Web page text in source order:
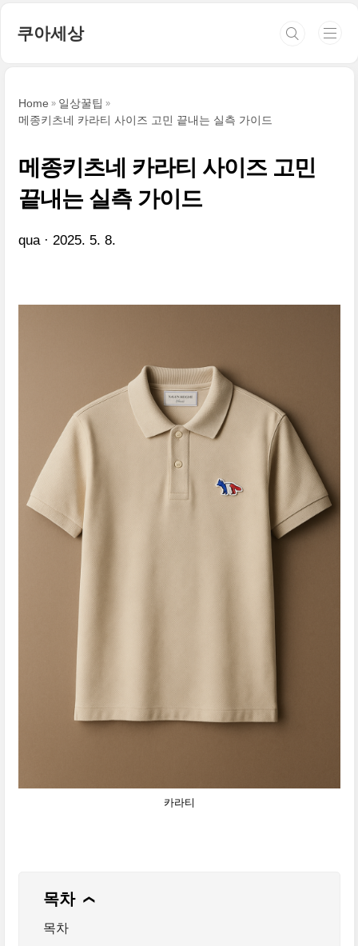
쿠아세상
Home
일상꿀팁
메종키츠네 카라티 사이즈 고민 끝내는 실측 가이드
메종키츠네 카라티 사이즈 고민
끝내는 실측 가이드
qua 2025. 5. 8.
카라티
목차 ❯
목차